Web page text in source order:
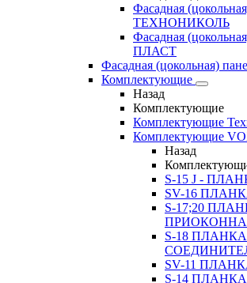
Фасадная
ТЕХНОНИКОЛЬ
Фасадная
ПЛАСТ
Фасадная (цокольная)
Комплектующие
Назад
Комплектующие
Комплектующие
Комплектующие
Назад
S-15 J -
SV-16
S-17;20
S-18 ПЛАНКА
SV-11
S-14